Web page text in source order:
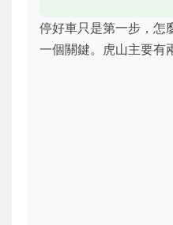
停好車只是第一步，怎
一個關鍵。虎山主要有